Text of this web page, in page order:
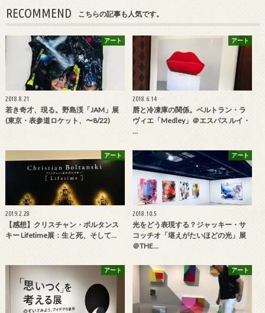
RECOMMEND こちらの記事も人気です。
アート
2018.8.21
若き奇才、現る。野島渓「JAM」展
(東京・表参道ロケット、〜8/22)
アート
2018.6.14
唇と冷凍庫の関係。ベルトラン・ラ
ヴィエ「Medley」＠エスパス ルイ・
…
アート
2019.2.28
【感想】クリスチャン・ボルタンス
キー Lifetime展：生と死、そして…
アート
2018.10.5
光をどう表現する？ジャッキー・サ
コッチオ「堪えがたいほどの光」展
＠THE…
アート アート